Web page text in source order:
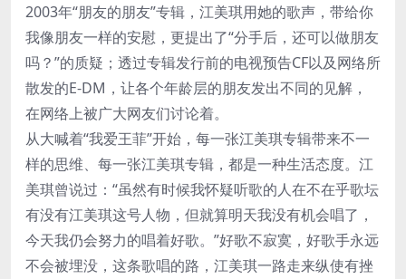
2003年“朋友的朋友”专辑，江美琪用她的歌声，带给你
我像朋友一样的安慰，更提出了“分手后，还可以做朋友
吗？”的质疑；透过专辑发行前的电视预告CF以及网络所
散发的E-DM，让各个年龄层的朋友发出不同的见解，
在网络上被广大网友们讨论着。
从大喊着“我爱王菲”开始，每一张江美琪专辑带来不一
样的思维、每一张江美琪专辑，都是一种生活态度。江
美琪曾说过：“虽然有时候我怀疑听歌的人在不在乎歌坛
有没有江美琪这号人物，但就算明天我没有机会唱了，
今天我仍会努力的唱着好歌。”好歌不寂寞，好歌手永远
不会被埋没，这条歌唱的路，江美琪一路走来纵使有挫